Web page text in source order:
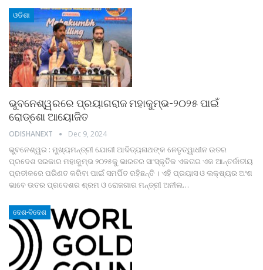
ଓଡିଶା
ଭୁବନେଶ୍ୱରରେ ପ୍ରୟାଗରାଜ ମହାକୁମ୍ଭ-୨୦୨୫ ପାଇଁ
ରୋଡ୍‌ଶୋ ଆୟୋଜିତ
ODISHANEXT Dec 9, 2024
ଭୁବନେଶ୍ୱର : ମୁଖ୍ୟମନ୍ତ୍ରୀ ଯୋଗୀ ଆଦିତ୍ୟନାଥଙ୍କ ନେତୃତ୍ୱାଧୀନ ଉତର
ପ୍ରଦେଶ ସରକାର ମହାକୁମ୍ଭ ୨୦୨୫କୁ ଭାରତର ସାଂସ୍କୃତିକ ଏକତାର ଏକ ଆନ୍ତର୍ଜାତୀୟ
ପ୍ରତୀକରେ ପରିଣତ କରିବା ପାଇଁ ସମର୍ପିତ ରହିଛନ୍ତି । ଏହି ପ୍ରୟାସ ଓ ଲକ୍ଷ୍ୟର ଅଂଶ
ଭାବେ ଉତର ପ୍ରଦେଶର ଶ୍ରମ ଓ ରୋଜଗାର ମନ୍ତ୍ରୀ ଅନୀଲ…
ଦେଶ-ବିଦେଶ